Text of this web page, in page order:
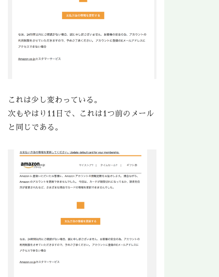
これは少し変わっている。
次もやはり11日で、これは1つ前のメール
と同じである。